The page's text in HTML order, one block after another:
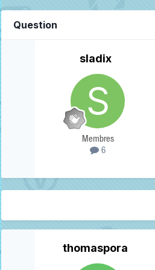
Question
sladix
Membres
6
thomaspora